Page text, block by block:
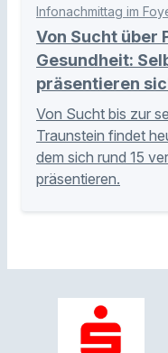
Infonachmittag im
Von Sucht über
Gesundheit:
präsentieren
Von Sucht bis zur
Traunstein findet
dem sich rund 15
präsentieren.